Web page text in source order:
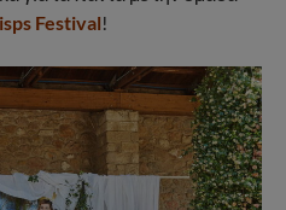
Festival!